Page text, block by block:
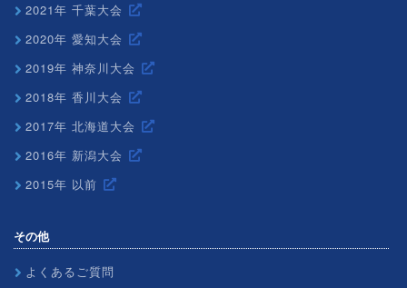
2021年 千葉大会
2020年 愛知大会
2019年 神奈川大会
2018年 香川大会
2017年 北海道大会
2016年 新潟大会
2015年 以前
その他
よくあるご質問